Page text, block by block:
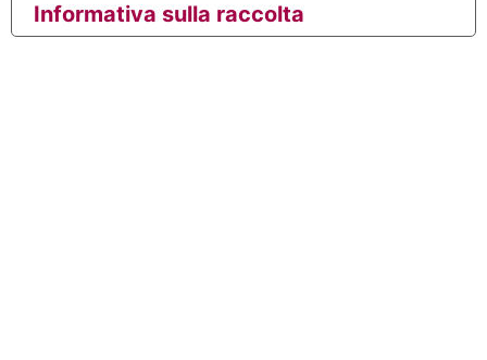
Informativa sulla raccolta